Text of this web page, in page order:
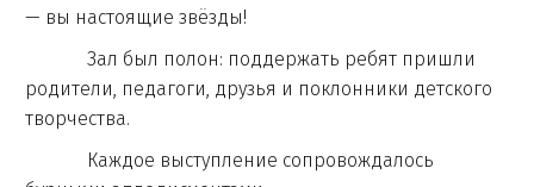
— вы настоящие звёзды!
Зал был полон: поддержать ребят пришли
родители, педагоги, друзья и поклонники детского
творчества.
Каждое выступление сопровождалось